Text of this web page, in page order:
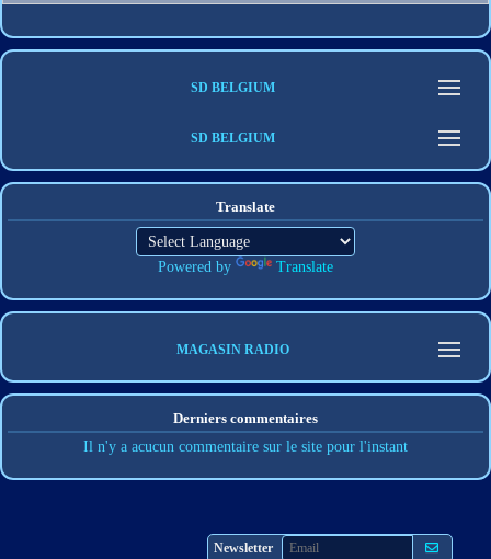
SD BELGIUM
SD BELGIUM
Translate
Powered by Translate
MAGASIN RADIO
Derniers commentaires
Il n'y a acucun commentaire sur le site pour l'instant
Newsletter